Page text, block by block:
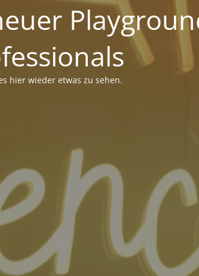
hier wieder etwas zu sehen.